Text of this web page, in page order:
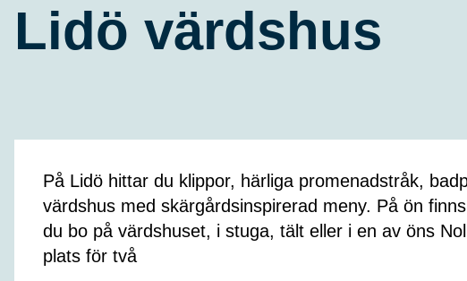
Lidö värdshus
På Lidö hittar du klippor, härliga promenadstråk,
värdshus med skärgårdsinspirerad meny. På ön
du bo på värdshuset, i stuga, tält eller i en av öns
plats för två